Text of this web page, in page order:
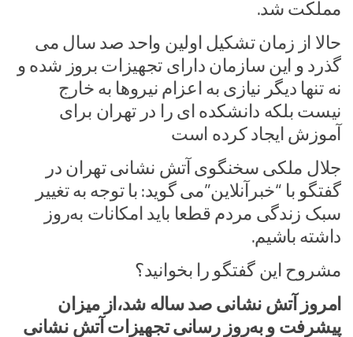
مملکت شد.
حالا از زمان تشکیل اولین واحد صد سال می
گذرد و این سازمان دارای تجهیزات بروز شده و
نه تنها دیگر نیازی به اعزام نیروها به خارج
نیست بلکه دانشکده ای را در تهران برای
آموزش ایجاد کرده است
جلال ملکی سخنگوی آتش نشانی تهران در
گفتگو با “خبرآنلاین”می گوید: با توجه به تغییر
سبک زندگی مردم قطعا باید امکانات به‌روز
داشته باشیم.
مشروح این گفتگو را بخوانید؟
امروز آتش نشانی صد ساله شد،از میزان
پیشرفت و به‌روز رسانی تجهیزات آتش نشانی